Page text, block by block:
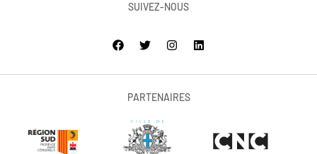
SUIVEZ-NOUS
PARTENAIRES